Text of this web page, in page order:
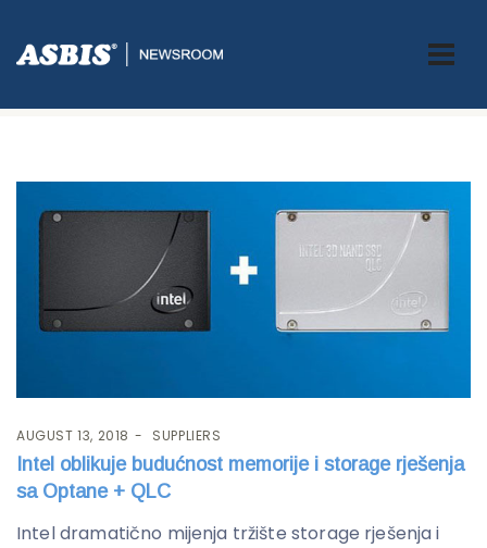
Tag:OPTANE
AUGUST 13, 2018 SUPPLIERS
Intel oblikuje budućnost memorije i storage rješenja
sa Optane + QLC
Intel dramatično mijenja tržište storage rješenja i